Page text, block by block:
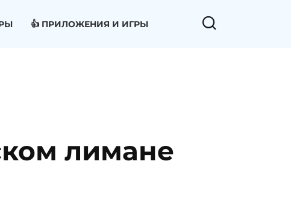
👍 ПРИЛОЖЕНИЯ И ИГРЫ
лимане